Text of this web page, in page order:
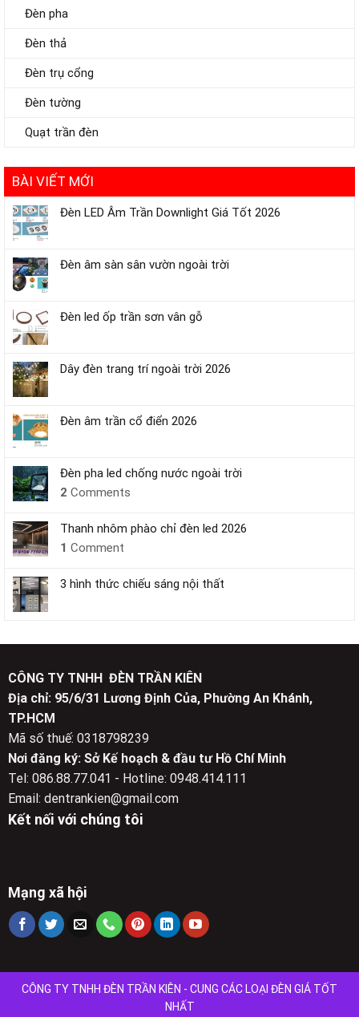
Đèn pha
Đèn thả
Đèn trụ cổng
Đèn tường
Quạt trần đèn
BÀI VIẾT MỚI
Đèn LED Âm Trần Downlight Giá Tốt 2026
Đèn âm sàn sân vườn ngoài trời
Đèn led ốp trần sơn vân gỗ
Dây đèn trang trí ngoài trời 2026
Đèn âm trần cổ điển 2026
Đèn pha led chống nước ngoài trời
2 Comments
Thanh nhôm phào chỉ đèn led 2026
1 Comment
3 hình thức chiếu sáng nội thất
CÔNG TY TNHH ĐÈN TRẦN KIÊN
Địa chỉ: 95/6/31 Lương Định Của, Phường An Khánh,
TP.HCM
Mã số thuế: 0318798239
Nơi đăng ký: Sở Kế hoạch & đầu tư Hồ Chí Minh
Tel: 086.88.77.041 - Hotline: 0948.414.111
Email: dentrankien@gmail.com
Kết nối với chúng tôi
Mạng xã hội
CÔNG TY TNHH ĐÈN TRẦN KIÊN - CUNG CÁC LOẠI ĐÈN GIÁ TỐT
NHẤT